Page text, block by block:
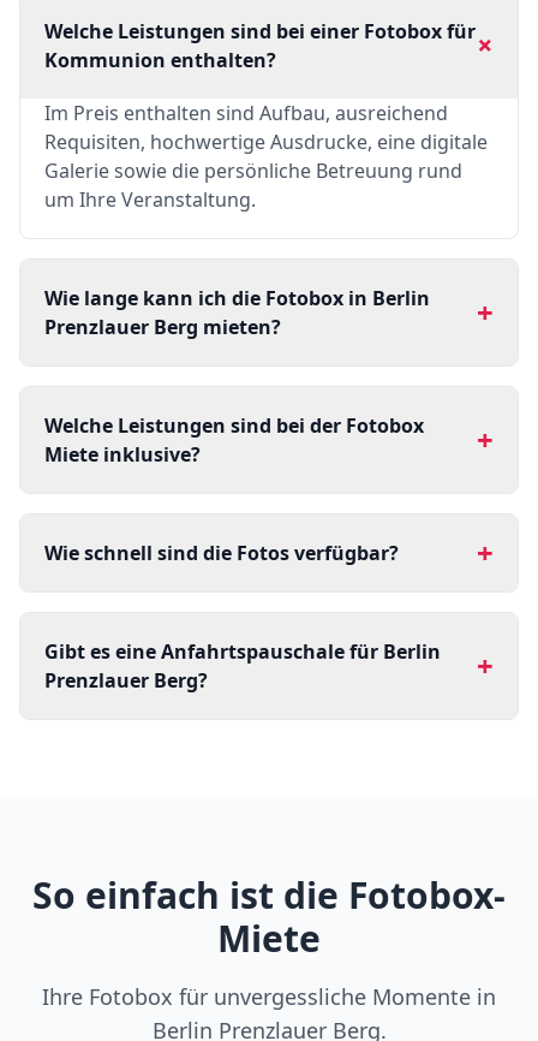
Welche Leistungen sind bei einer Fotobox für
Kommunion enthalten?
+
Im Preis enthalten sind Aufbau, ausreichend
Requisiten, hochwertige Ausdrucke, eine digitale
Galerie sowie die persönliche Betreuung rund
um Ihre Veranstaltung.
Wie lange kann ich die Fotobox in Berlin
Prenzlauer Berg mieten?
+
Welche Leistungen sind bei der Fotobox
Miete inklusive?
+
Wie schnell sind die Fotos verfügbar? +
Gibt es eine Anfahrtspauschale für Berlin
Prenzlauer Berg?
+
So einfach ist die Fotobox-
Miete
Ihre Fotobox für unvergessliche Momente in
Berlin Prenzlauer Berg.